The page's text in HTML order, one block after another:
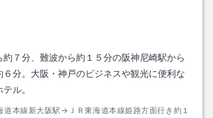
７分、難波から約１５分の阪神尼崎駅から
６分。大阪・神戸のビジネスや観光に便利な
ル。
道本線新大阪駅→ＪＲ東海道本線姫路方面行き約１